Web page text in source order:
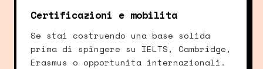
Certificazioni e mobilita
Se stai costruendo una base solida
prima di spingere su IELTS, Cambridge,
Erasmus o opportunita internazionali.